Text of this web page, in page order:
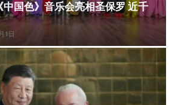
国色》音乐会亮相圣保罗 近千
1日